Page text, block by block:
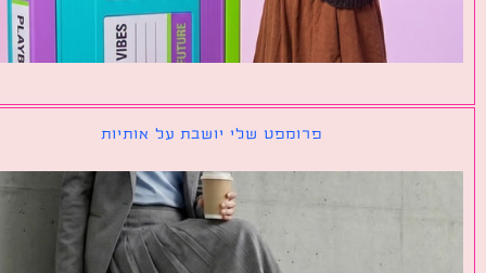
פרומפט שלי יושבת על אותיות